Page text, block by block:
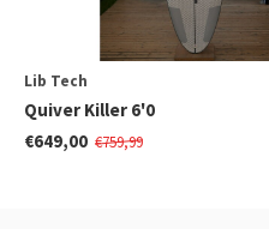
Lib Tech
Quiver Killer 6'0
€649,00 €759,99